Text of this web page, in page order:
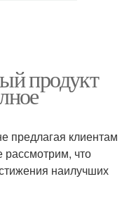
продукт
предлагая клиентам
рассмотрим, что
наилучших